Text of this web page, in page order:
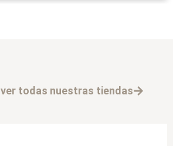
ver todas nuestras tiendas